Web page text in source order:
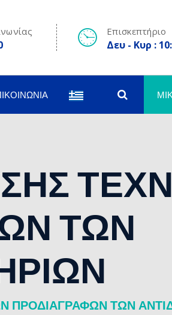
Επισκεπτήριο
Δευ - Κυρ :
ΤΩΝ
ΠΡΟΔΙΑΓΡΑΦΩΝ ΤΩΝ